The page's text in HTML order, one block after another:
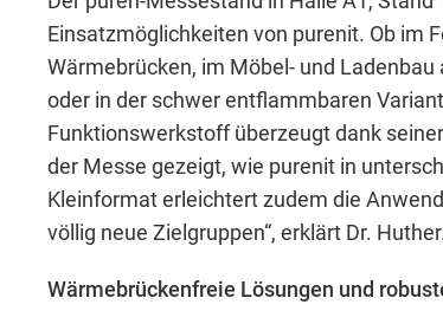
Einsatzmöglichkeiten von purenit. Ob im
Wärmebrücken, im Möbel- und
oder in der schwer entflammbaren
Funktionswerkstoff überzeugt dank
der Messe gezeigt, wie purenit in
Kleinformat erleichtert zudem die
völlig neue Zielgruppen“, erklärt Dr.
Wärmebrückenfreie Lösungen und